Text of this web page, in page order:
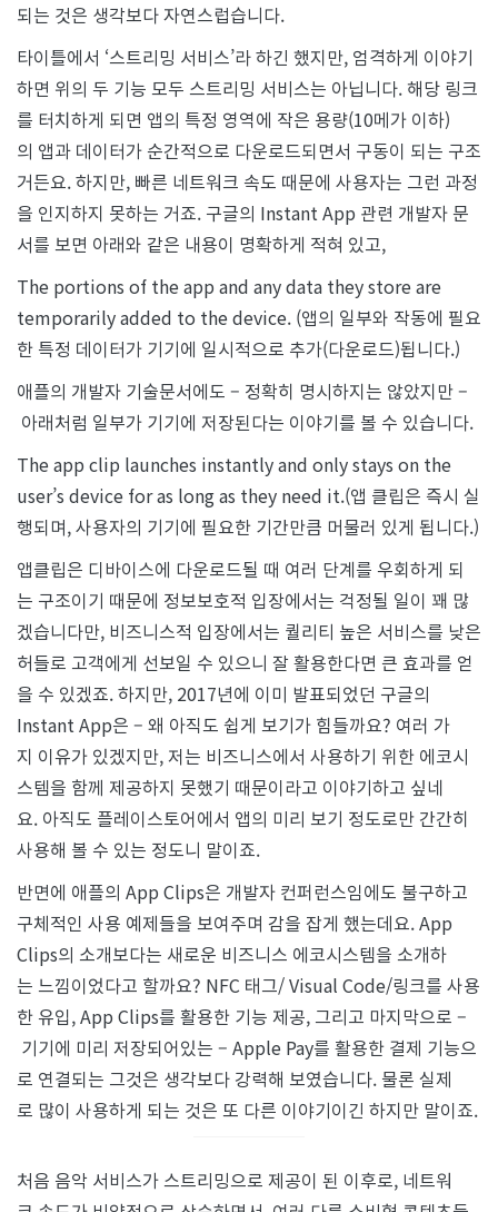
되는 것은 생각보다 자연스럽습니다.
타이틀에서 ‘스트리밍 서비스’라 하긴 했지만, 엄격하게 이야기
하면 위의 두 기능 모두 스트리밍 서비스는 아닙니다. 해당 링크
를 터치하게 되면 앱의 특정 영역에 작은 용량(10메가 이하)
의 앱과 데이터가 순간적으로 다운로드되면서 구동이 되는 구조
거든요. 하지만, 빠른 네트워크 속도 때문에 사용자는 그런 과정
을 인지하지 못하는 거죠. 구글의 Instant App 관련 개발자 문
서를 보면 아래와 같은 내용이 명확하게 적혀 있고,
The portions of the app and any data they store are
temporarily added to the device. (앱의 일부와 작동에 필요
한 특정 데이터가 기기에 일시적으로 추가(다운로드)됩니다.)
애플의 개발자 기술문서에도 – 정확히 명시하지는 않았지만 –
아래처럼 일부가 기기에 저장된다는 이야기를 볼 수 있습니다.
The app clip launches instantly and only stays on the
user’s device for as long as they need it.(앱 클립은 즉시 실
행되며, 사용자의 기기에 필요한 기간만큼 머물러 있게 됩니다.)
앱클립은 디바이스에 다운로드될 때 여러 단계를 우회하게 되
는 구조이기 때문에 정보보호적 입장에서는 걱정될 일이 꽤 많
겠습니다만, 비즈니스적 입장에서는 퀄리티 높은 서비스를 낮은
허들로 고객에게 선보일 수 있으니 잘 활용한다면 큰 효과를 얻
을 수 있겠죠. 하지만, 2017년에 이미 발표되었던 구글의
Instant App은 – 왜 아직도 쉽게 보기가 힘들까요? 여러 가
지 이유가 있겠지만, 저는 비즈니스에서 사용하기 위한 에코시
스템을 함께 제공하지 못했기 때문이라고 이야기하고 싶네
요. 아직도 플레이스토어에서 앱의 미리 보기 정도로만 간간히
사용해 볼 수 있는 정도니 말이죠.
반면에 애플의 App Clips은 개발자 컨퍼런스임에도 불구하고
구체적인 사용 예제들을 보여주며 감을 잡게 했는데요. App
Clips의 소개보다는 새로운 비즈니스 에코시스템을 소개하
는 느낌이었다고 할까요? NFC 태그/ Visual Code/링크를 사용
한 유입, App Clips를 활용한 기능 제공, 그리고 마지막으로 –
기기에 미리 저장되어있는 – Apple Pay를 활용한 결제 기능으
로 연결되는 그것은 생각보다 강력해 보였습니다. 물론 실제
로 많이 사용하게 되는 것은 또 다른 이야기이긴 하지만 말이죠.
처음 음악 서비스가 스트리밍으로 제공이 된 이후로, 네트워